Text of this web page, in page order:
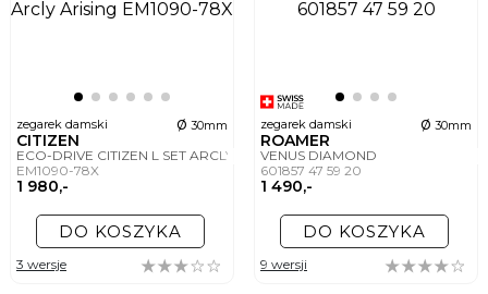
zegarek damski ø 30mm
CITIZEN
ECO-DRIVE CITIZEN L SET ARCLY ARISING
EM1090-78X
1 980,-
DO KOSZYKA
3 wersje
zegarek damski ø 30mm
ROAMER
VENUS DIAMOND
601857 47 59 20
1 490,-
DO KOSZYKA
9 wersji